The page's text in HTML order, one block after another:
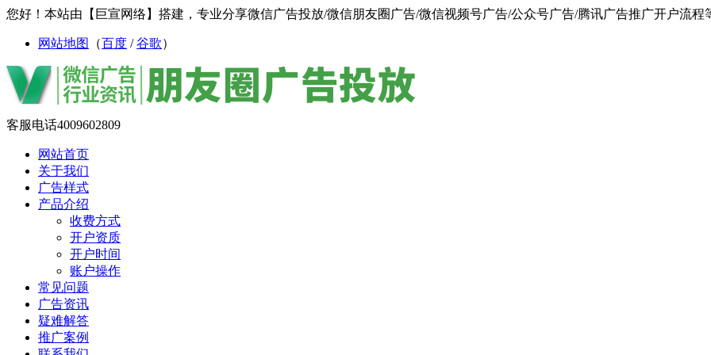
您好！本站由【巨宣网络】搭建，专业分享微信广告投放/微信朋友圈广告/微信视频号广告/公众号广告/腾讯广告推广开户流程
网站地图 （百度 /谷歌）
客服电话4009602809
网站首页
关于我们
广告样式
产品介绍
收费方式
开户资质
开户时间
账户操作
常见问题
广告资讯
疑难解答
推广案例